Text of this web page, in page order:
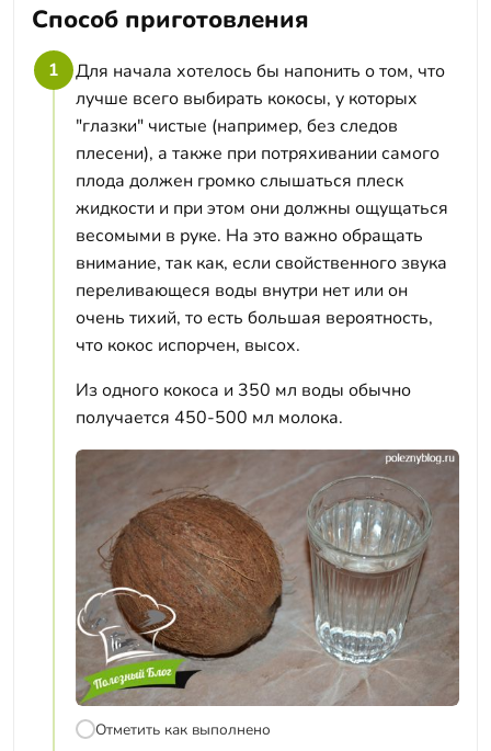
Способ приготовления
1
Для начала хотелось бы напонить о том, что
лучше всего выбирать кокосы, у которых
"глазки" чистые (например, без следов
плесени), а также при потряхивании самого
плода должен громко слышаться плеск
жидкости и при этом они должны ощущаться
весомыми в руке. На это важно обращать
внимание, так как, если свойственного звука
переливающеся воды внутри нет или он
очень тихий, то есть большая вероятность,
что кокос испорчен, высох.
Из одного кокоса и 350 мл воды обычно
получается 450-500 мл молока.
Отметить как выполнено